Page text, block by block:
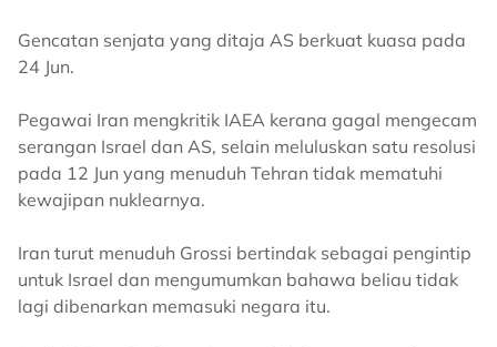
Gencatan senjata yang ditaja AS berkuat kuasa pada
24 Jun.
Pegawai Iran mengkritik IAEA kerana gagal mengecam
serangan Israel dan AS, selain meluluskan satu resolusi
pada 12 Jun yang menuduh Tehran tidak mematuhi
kewajipan nuklearnya.
Iran turut menuduh Grossi bertindak sebagai pengintip
untuk Israel dan mengumumkan bahawa beliau tidak
lagi dibenarkan memasuki negara itu.